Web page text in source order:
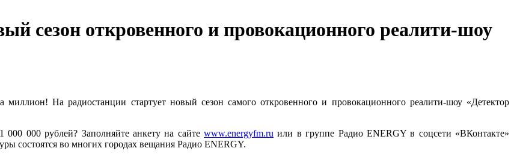
сезон откровенного и провокационного реалити-шоу
На радиостанции стартует новый сезон самого откровенного и провокационного реалити-шоу «Детектор
000 000 рублей? Заполняйте анкету на сайтеwww.energyfm.ru или в группе Радио ENERGY в соцсети «ВКонтакте»
состоятся во многих городах вещания Радио ENERGY.